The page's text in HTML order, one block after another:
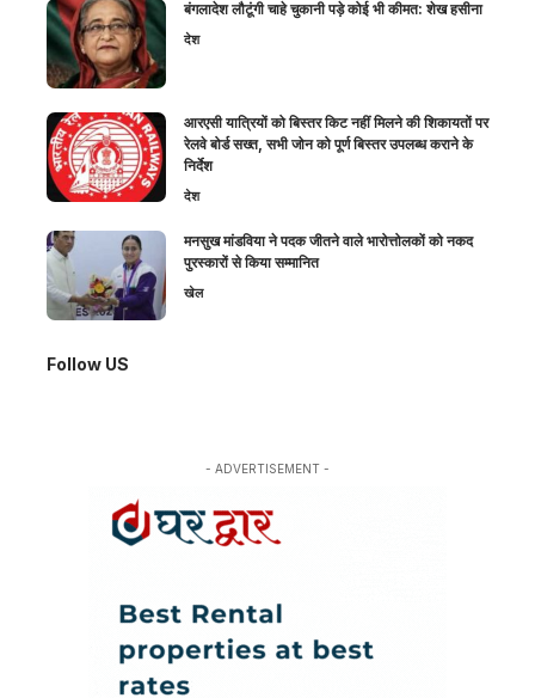
बंगलादेश लौटूंगी चाहे चुकानी पड़े कोई भी कीमत: शेख हसीना
देश
आरएसी यात्रियों को बिस्तर किट नहीं मिलने की शिकायतों पर
रेलवे बोर्ड सख्त, सभी जोन को पूर्ण बिस्तर उपलब्ध कराने के
निर्देश
देश
मनसुख मांडविया ने पदक जीतने वाले भारोत्तोलकों को नकद
पुरस्कारों से किया सम्मानित
खेल
Follow US
- ADVERTISEMENT -